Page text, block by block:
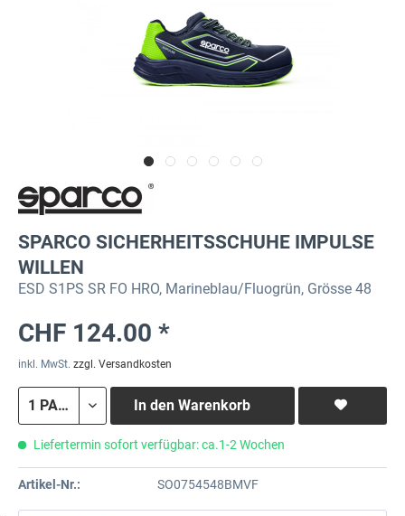
SPARCO SICHERHEITSSCHUHE IMPULSE
WILLEN
ESD S1PS SR FO HRO, Marineblau/Fluogrün, Grösse 48
CHF 124.00 *
inkl. MwSt. zzgl. Versandkosten
In den Warenkorb
Liefertermin sofort verfügbar: ca.1-2 Wochen
Artikel-Nr.: SO0754548BMVF